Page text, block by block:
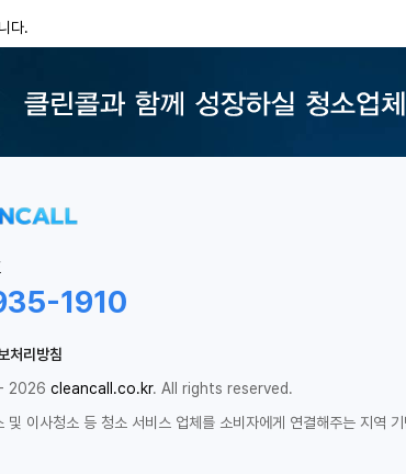
다.
1910
처리방침
2026 cleancall.co.kr. All rights reserved.
및 이사청소 등 청소 서비스 업체를 소비자에게 연결해주는 지역